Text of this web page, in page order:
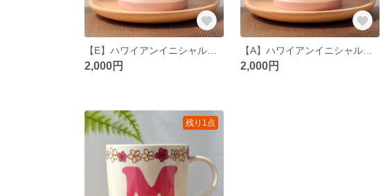
2,000円
【A】ハワイアンイニシャルマグカップ
2,000円
残り1点